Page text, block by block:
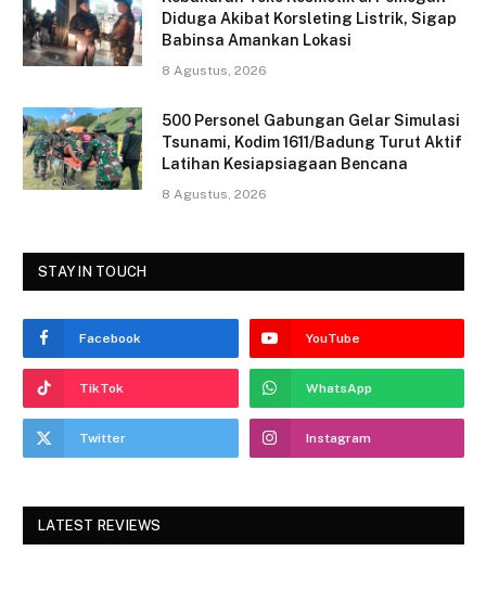
k
Diduga Akibat Korsleting Listrik, Sigap
Babinsa Amankan Lokasi
8 Agustus, 2026
500 Personel Gabungan Gelar Simulasi
Tsunami, Kodim 1611/Badung Turut Aktif
Latihan Kesiapsiagaan Bencana
8 Agustus, 2026
STAY IN TOUCH
Facebook YouTube
TikTok WhatsApp
Twitter Instagram
LATEST REVIEWS